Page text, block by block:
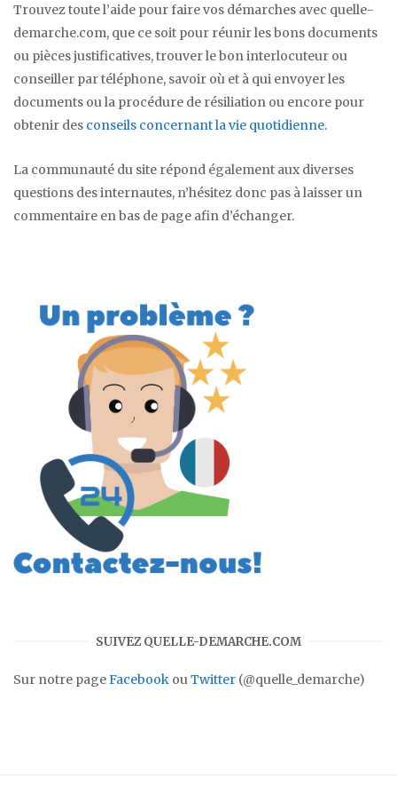
Trouvez toute l’aide pour faire vos démarches avec quelle-
demarche.com, que ce soit pour réunir les bons documents
ou pièces justificatives, trouver le bon interlocuteur ou
conseiller par téléphone, savoir où et à qui envoyer les
documents ou la procédure de résiliation ou encore pour
obtenir des conseils concernant la vie quotidienne.
La communauté du site répond également aux diverses
questions des internautes, n’hésitez donc pas à laisser un
commentaire en bas de page afin d’échanger.
SUIVEZ QUELLE-DEMARCHE.COM
Sur notre pageFacebook ouTwitter (@quelle_demarche)